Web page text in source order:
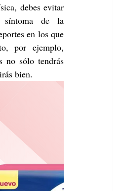
debes evitar
síntoma de la
en los que
por ejemplo,
no sólo tendrás
bien.